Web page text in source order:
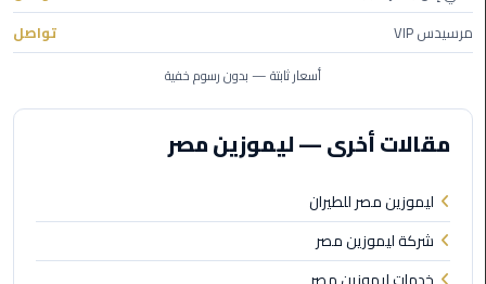
مطروح
المطار
ليموزين
الأحمر
من
مطار
مرسيدس VIP
تواصل
أسعار ثابتة — بدون رسوم خفية
مقالات أخرى — ليموزين مصر
ليموزين مصر للطيران
شركة ليموزين مصر